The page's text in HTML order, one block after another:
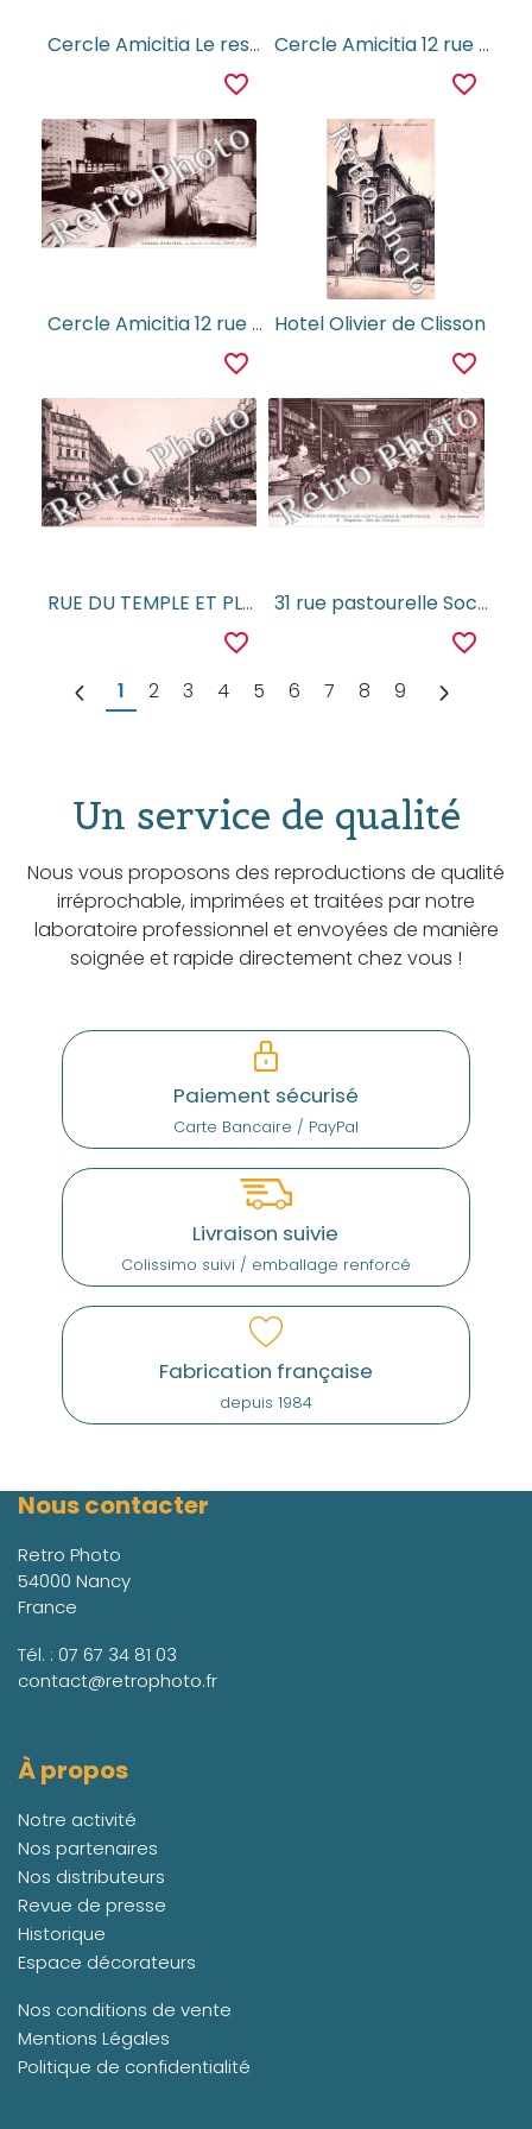
Cercle Amicitia Le restaurant
favorite_border
Cercle Amicitia 12 rue du Parc Royal
favorite_border
Cercle Amicitia 12 rue du Parc Royal
favorite_border
Hotel Olivier de Clisson
favorite_border
RUE DU TEMPLE ET PLACE DE LA REPUBLIQUE
favorite_border
31 rue pastourelle Societe generale de coutellerie orfevrerie
favorite_border
1 2 3 4 5 6 7 8 9
Un service de qualité
Nous vous proposons des reproductions de qualité
irréprochable, imprimées et traitées par notre
laboratoire professionnel et envoyées de manière
soignée et rapide directement chez vous !
Paiement sécurisé
Carte Bancaire / PayPal
Livraison suivie
Colissimo suivi / emballage renforcé
Fabrication française
depuis 1984
Nous contacter
Retro Photo
54000 Nancy
France
Tél. : 07 67 34 81 03
contact@retrophoto.fr
À propos
Notre activité
Nos partenaires
Nos distributeurs
Revue de presse
Historique
Espace décorateurs
Nos conditions de vente
Mentions Légales
Politique de confidentialité